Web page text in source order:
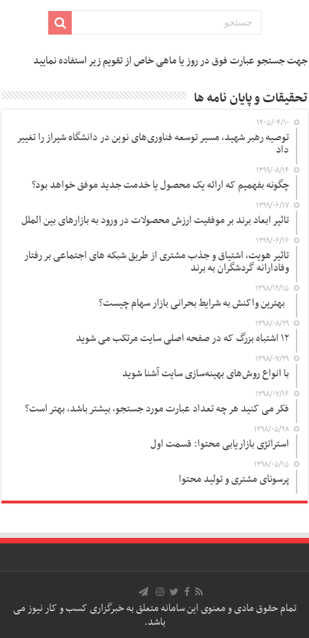
جهت جستجو عبارت فوق در روز یا ماهی خاص از تقویم زیر استفاده نمایید
تحقیقات و پایان نامه ها
۱۴۰۵/۰۴/۱۰
توصیه رهبر شهید، مسیر توسعه فناوری‌های نوین در دانشگاه شیراز را تغییر
داد
۱۳۹۹/۰۸/۱۴
چگونه بفهمیم که ارائه یک محصول یا خدمت جدید موفق خواهد بود؟
۱۳۹۹/۰۶/۱۷
تاثیر ابعاد برند بر موفقیت ارزش محصولات در ورود به بازارهای بین الملل
۱۳۹۹/۰۶/۱۶
تاثیر هویت، اشتیاق و جذب مشتری از طریق شبکه های اجتماعی بر رفتار
وفادارانه گردشگران به برند
۱۳۹۸/۱۲/۱۵
بهترین واکنش به شرایط بحرانی بازار سهام چیست؟
۱۳۹۸/۰۸/۲۹
۱۲ اشتباه بزرگ که در صفحه اصلی سایت مرتکب می شوید
۱۳۹۸/۰۷/۲۹
با انواع روش‌های بهینه‌سازی سایت آشنا شوید
۱۳۹۸/۰۷/۱۶
فکر می کنید هر چه تعداد عبارت مورد جستجو، بیشتر باشد، بهتر است؟
۱۳۹۸/۰۵/۲۸
استراتژی بازاریابی محتوا: قسمت اول
۱۳۹۸/۰۵/۱۵
پرسونای مشتری و تولید محتوا
تمام حقوق مادی و معنوی این سامانه متعلق به خبرگزاری کسب و کار نیوز می
باشد.